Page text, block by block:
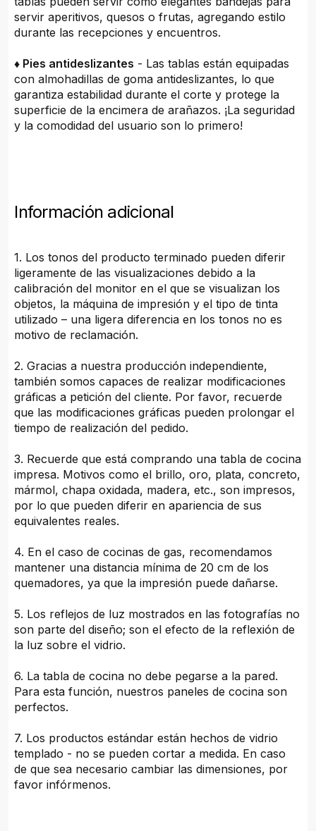
servir aperitivos, quesos o frutas, agregando estilo
durante las recepciones y encuentros.
♦ Pies antideslizantes - Las tablas están equipadas
con almohadillas de goma antideslizantes, lo que
garantiza estabilidad durante el corte y protege la
superficie de la encimera de arañazos. ¡La seguridad
y la comodidad del usuario son lo primero!
Información adicional
1. Los tonos del producto terminado pueden diferir
ligeramente de las visualizaciones debido a la
calibración del monitor en el que se visualizan los
objetos, la máquina de impresión y el tipo de tinta
utilizado – una ligera diferencia en los tonos no es
motivo de reclamación.
2. Gracias a nuestra producción independiente,
también somos capaces de realizar modificaciones
gráficas a petición del cliente. Por favor, recuerde
que las modificaciones gráficas pueden prolongar el
tiempo de realización del pedido.
3. Recuerde que está comprando una tabla de cocina
impresa. Motivos como el brillo, oro, plata, concreto,
mármol, chapa oxidada, madera, etc., son impresos,
por lo que pueden diferir en apariencia de sus
equivalentes reales.
4. En el caso de cocinas de gas, recomendamos
mantener una distancia mínima de 20 cm de los
quemadores, ya que la impresión puede dañarse.
5. Los reflejos de luz mostrados en las fotografías no
son parte del diseño; son el efecto de la reflexión de
la luz sobre el vidrio.
6. La tabla de cocina no debe pegarse a la pared.
Para esta función, nuestros paneles de cocina son
perfectos.
7. Los productos estándar están hechos de vidrio
templado - no se pueden cortar a medida. En caso
de que sea necesario cambiar las dimensiones, por
favor infórmenos.